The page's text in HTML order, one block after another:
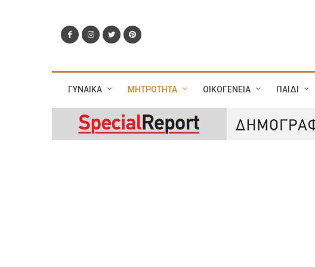
ΓΥΝΑΙΚΑ ΜΗΤΡΟΤΗΤΑ ΟΙΚΟΓΕΝΕΙΑ ΠΑΙΔΙ